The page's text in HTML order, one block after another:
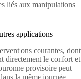
liés aux manipulations
applications
courantes, dont
directement le confort et
provisoire peut
la même journée,